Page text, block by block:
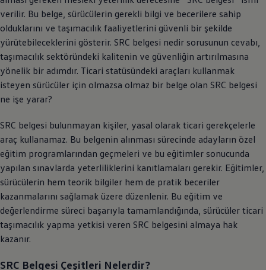
verilir. Bu belge, sürücülerin gerekli bilgi ve becerilere sahip
olduklarını ve taşımacılık faaliyetlerini güvenli bir şekilde
yürütebileceklerini gösterir. SRC belgesi nedir sorusunun cevabı,
taşımacılık sektöründeki kalitenin ve güvenliğin artırılmasına
yönelik bir adımdır. Ticari statüsündeki araçları kullanmak
isteyen sürücüler için olmazsa olmaz bir belge olan SRC belgesi
ne işe yarar?
SRC belgesi bulunmayan kişiler, yasal olarak ticari gerekçelerle
araç kullanamaz. Bu belgenin alınması sürecinde adayların özel
eğitim programlarından geçmeleri ve bu eğitimler sonucunda
yapılan sınavlarda yeterliliklerini kanıtlamaları gerekir. Eğitimler,
sürücülerin hem teorik bilgiler hem de pratik beceriler
kazanmalarını sağlamak üzere düzenlenir. Bu eğitim ve
değerlendirme süreci başarıyla tamamlandığında, sürücüler ticari
taşımacılık yapma yetkisi veren SRC belgesini almaya hak
kazanır.
SRC Belgesi Çeşitleri Nelerdir?